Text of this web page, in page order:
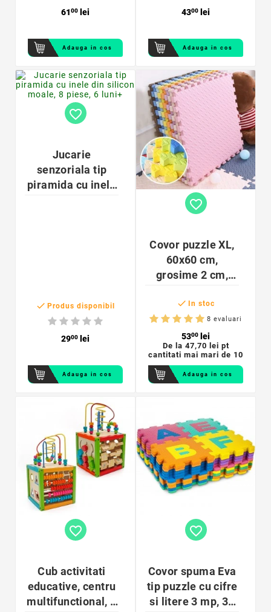
6100 lei
Adauga in cos
4300 lei
Adauga in cos
favorite_border
Jucarie
senzoriala tip
piramida cu inele
 Produs disponibil
2900 lei
Adauga in cos
favorite_border
Covor puzzle XL,
60x60 cm,
grosime 2 cm,
piese
 In stoc
8 evaluari
5300 lei
De la 47,70 lei pt
cantitati mai mari de 10
Adauga in cos
favorite_border
Cub activitati
educative, centru
multifunctional, 5
favorite_border
Covor spuma Eva
tip puzzle cu cifre
si litere 3 mp, 36